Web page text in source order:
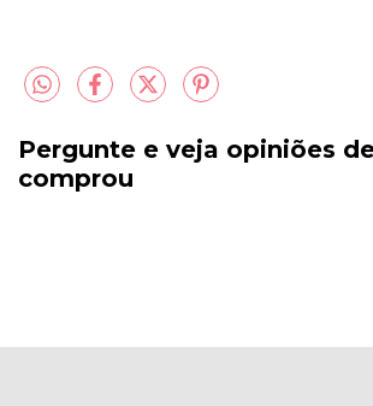
Pergunte e veja opiniões
comprou